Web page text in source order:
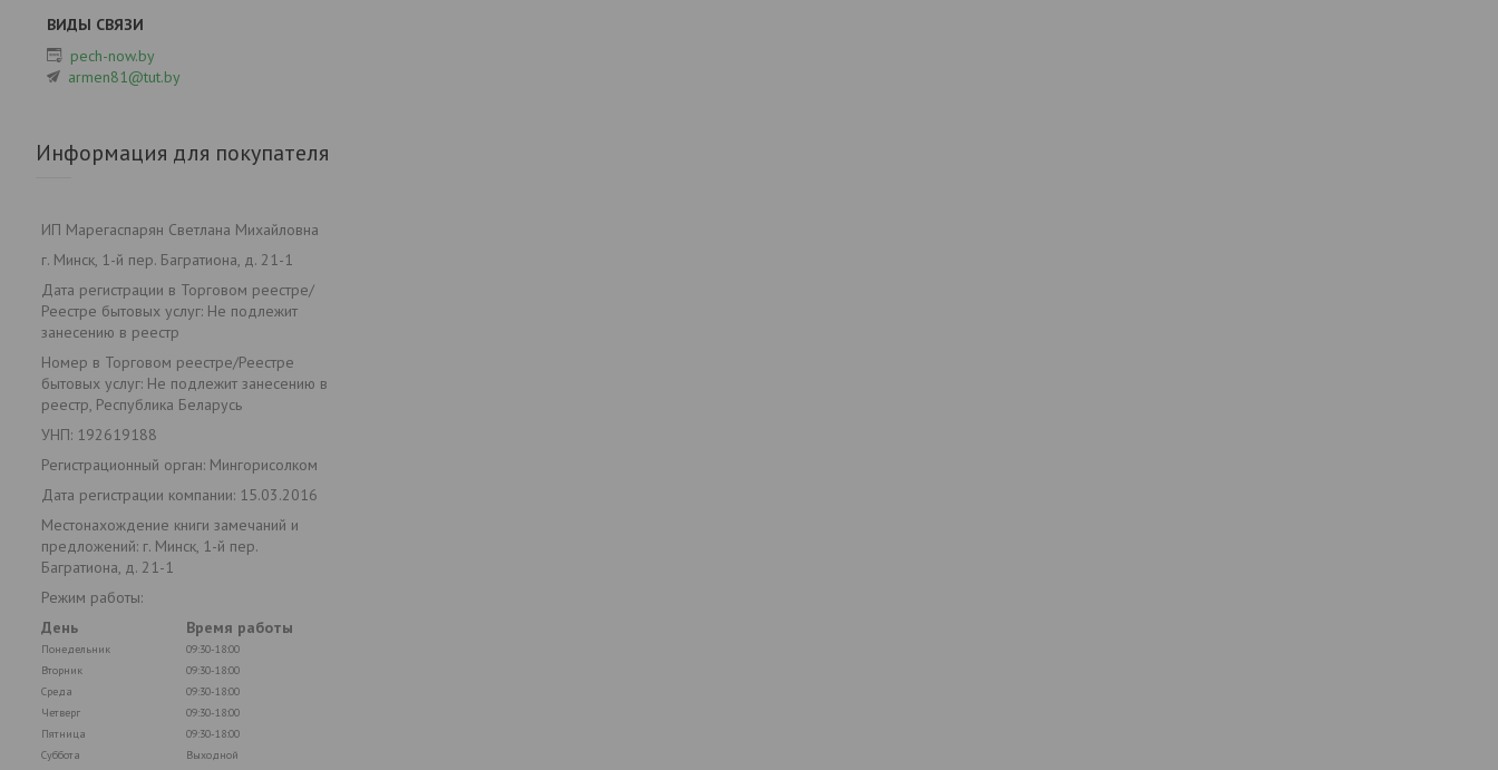
pech-now.by
armen81@tut.by
Информация для покупателя
ИП Марегаспарян Светлана Михайловна
г. Минск, 1-й пер. Багратиона, д. 21-1
Дата регистрации в Торговом реестре/
Реестре бытовых услуг: Не подлежит
занесению в реестр
Номер в Торговом реестре/Реестре
бытовых услуг: Не подлежит занесению в
реестр, Республика Беларусь
УНП: 192619188
Регистрационный орган: Мингорисолком
Дата регистрации компании: 15.03.2016
Местонахождение книги замечаний и
предложений: г. Минск, 1-й пер.
Багратиона, д. 21-1
Режим работы:
День
Время работы
Понедельник
09:30-18:00
Вторник
09:30-18:00
Среда
09:30-18:00
Четверг
09:30-18:00
Пятница
09:30-18:00
Суббота
Выходной